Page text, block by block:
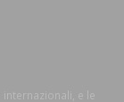
internazionali, e le